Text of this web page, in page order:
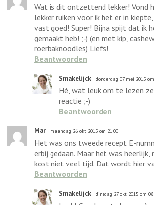
Wat is dit ontzettend lekker! Vond
lekker ruiken voor ik het er in
vast goed! Super! Bijna spijt dat ik
gemaakt heb! ;-) (en met kip,
roerbaknoodles) Liefs!
Beantwoorden
Smakelijck donderdag 07 mei 2015
Hé, wat leuk om te lezen
reactie ;-)
Beantwoorden
Mar maandag 26 okt 2015 om 21:00
Het was ons tweede recept E-
erbij gedaan. Maar het was heerlijk,
kost niet veel tijd. Dat wordt hier
Beantwoorden
Smakelijck dinsdag 27 okt 2015 om